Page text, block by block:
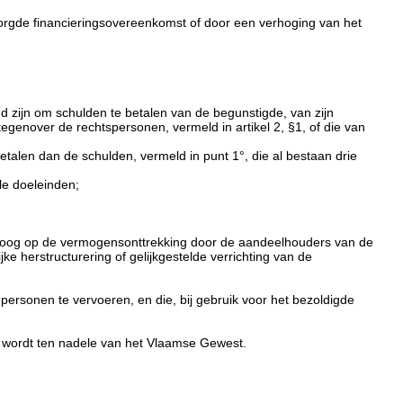
financieringsovereenkomst of door een verhoging van het
zijn om schulden te betalen van de begunstigde, van zijn
de rechtspersonen, vermeld in artikel 2, §1, of die van
dan de schulden, vermeld in punt 1°, die al bestaan drie
doeleinden;
op de vermogensonttrekking door de aandeelhouders van de
herstructurering of gelijkgestelde verrichting van de
te vervoeren, en die, bij gebruik voor het bezoldigde
ten nadele van het Vlaamse Gewest.